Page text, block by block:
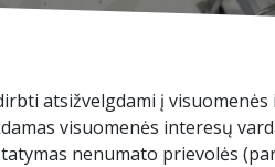
atsižvelgdami į
visuomenės interesų
nenumato prievolės